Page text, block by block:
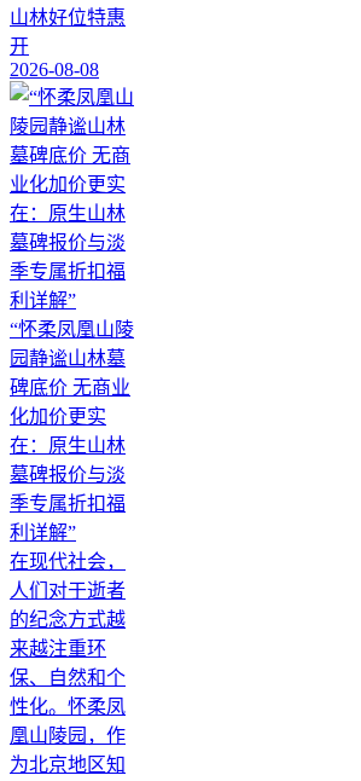
山林好位特惠
开
2026-08-08
“怀柔凤凰山陵
园静谧山林墓
碑底价 无商业
化加价更实
在：原生山林
墓碑报价与淡
季专属折扣福
利详解”
在现代社会，
人们对于逝者
的纪念方式越
来越注重环
保、自然和个
性化。怀柔凤
凰山陵园，作
为北京地区知